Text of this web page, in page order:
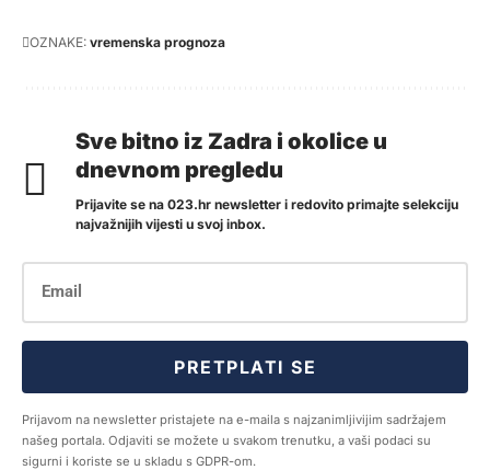
OZNAKE: vremenska prognoza
Sve bitno iz Zadra i okolice u
dnevnom pregledu
Prijavite se na 023.hr newsletter i redovito primajte selekciju
najvažnijih vijesti u svoj inbox.
PRETPLATI SE
Prijavom na newsletter pristajete na e-maila s najzanimljivijim sadržajem
našeg portala. Odjaviti se možete u svakom trenutku, a vaši podaci su
sigurni i koriste se u skladu s GDPR-om.